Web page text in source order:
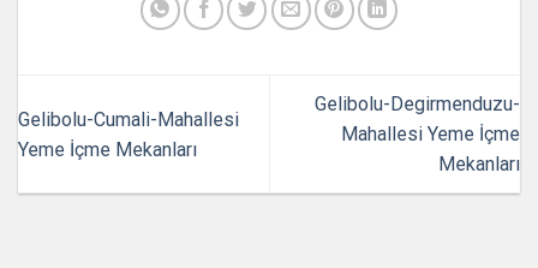
Gelibolu-Cumali-Mahallesi
Yeme İçme Mekanları
Gelibolu-Degirmenduzu-
Mahallesi Yeme İçme
Mekanları